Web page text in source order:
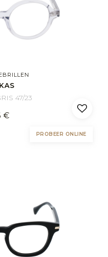
47/23
€
PROBEER ONLINE